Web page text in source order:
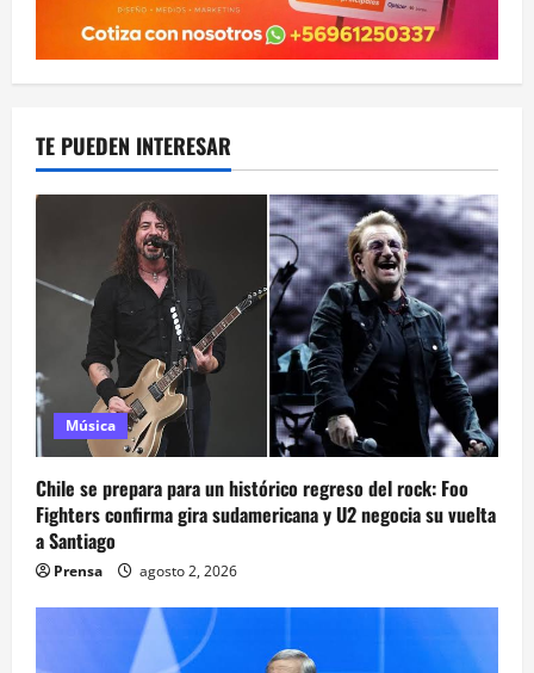
TE PUEDEN INTERESAR
Música
Chile se prepara para un histórico regreso del rock: Foo
Fighters confirma gira sudamericana y U2 negocia su vuelta
a Santiago
Prensa agosto 2, 2026